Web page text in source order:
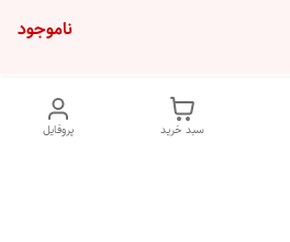
ناموجود
پروفایل سبد خرید